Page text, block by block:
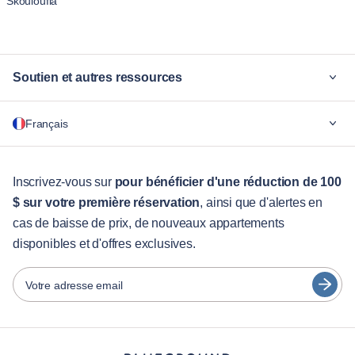
Soutien et autres ressources
Pour les entreprises
Services aux visiteurs
Guides des villes
Partenaires
Opérateurs de location de meubles
Propriétaires
Partenaires de franchise
Français
English
Português
Español
Français
Türkçe
Inscrivez-vous sur pour bénéficier d'une réduction de 100
$ sur votre première réservation, ainsi que d'alertes en
cas de baisse de prix, de nouveaux appartements
disponibles et d'offres exclusives.
Votre adresse email